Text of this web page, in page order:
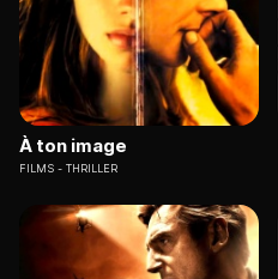
À ton image
FILMS THRILLER